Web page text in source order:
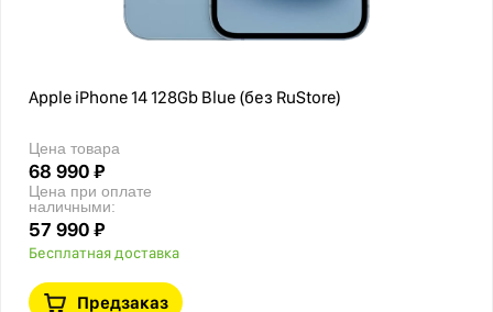
Apple iPhone 14 128Gb Blue (без RuStore)
Цена товара
68 990 ₽
Цена при оплате
наличными:
57 990 ₽
Бесплатная доставка
Предзаказ